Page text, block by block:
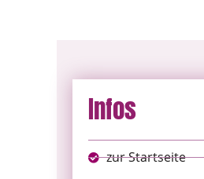
Infos
zur Startseite